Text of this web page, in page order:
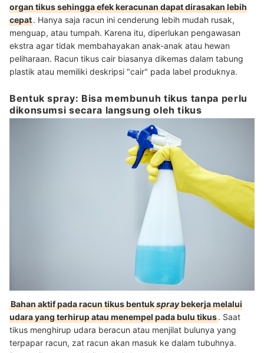
organ tikus sehingga efek keracunan dapat dirasakan lebih
cepat. Hanya saja racun ini cenderung lebih mudah rusak,
menguap, atau tumpah. Karena itu, diperlukan pengawasan
ekstra agar tidak membahayakan anak-anak atau hewan
peliharaan. Racun tikus cair biasanya dikemas dalam tabung
plastik atau memiliki deskripsi "cair" pada label produknya.
Bentuk spray: Bisa membunuh tikus tanpa perlu
dikonsumsi secara langsung oleh tikus
Bahan aktif pada racun tikus bentukspraybekerja melalui
udara yang terhirup atau menempel pada bulu tikus. Saat
tikus menghirup udara beracun atau menjilat bulunya yang
terpapar racun, zat racun akan masuk ke dalam tubuhnya.